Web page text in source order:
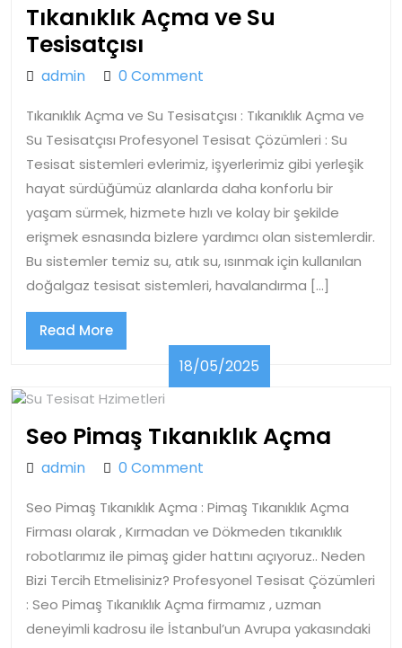
Tıkanıklık Açma ve Su
Tesisatçısı
Açma
Su
Tesisatçısı
adminadmin0 Comment
Tıkanıklık Açma ve Su Tesisatçısı : Tıkanıklık Açma ve
Su Tesisatçısı Profesyonel Tesisat Çözümleri : Su
Tesisat sistemleri evlerimiz, işyerlerimiz gibi yerleşik
hayat sürdüğümüz alanlarda daha konforlu bir
yaşam sürmek, hizmete hızlı ve kolay bir şekilde
erişmek esnasında bizlere yardımcı olan sistemlerdir.
Bu sistemler temiz su, atık su, ısınmak için kullanılan
doğalgaz tesisat sistemleri, havalandırma […]
Read MoreRead
More
18/05/2025
Seo Pimaş Tıkanıklık Açma
Açma
adminadmin0 Comment
Seo Pimaş Tıkanıklık Açma : Pimaş Tıkanıklık Açma
Firması olarak , Kırmadan ve Dökmeden tıkanıklık
robotlarımız ile pimaş gider hattını açıyoruz.. Neden
Bizi Tercih Etmelisiniz? Profesyonel Tesisat Çözümleri
: Seo Pimaş Tıkanıklık Açma firmamız , uzman
deneyimli kadrosu ile İstanbul’un Avrupa yakasındaki